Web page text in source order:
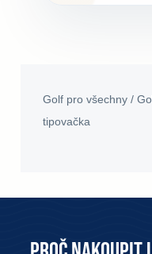
Golf pro všechny /
tipovačka